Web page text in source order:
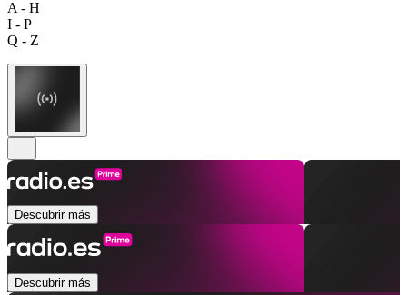
A - H
I - P
Q - Z
Descubrir más
Descubrir más